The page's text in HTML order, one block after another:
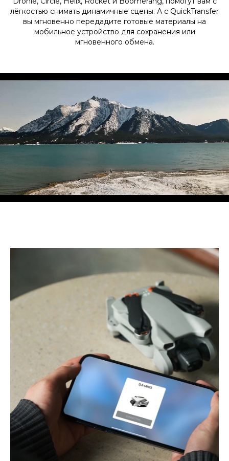
лёгкостью снимать динамичные сцены. А с QuickTransfer
вы мгновенно передадите готовые материалы на
мобильное устройство для сохранения или
мгновенного обмена.